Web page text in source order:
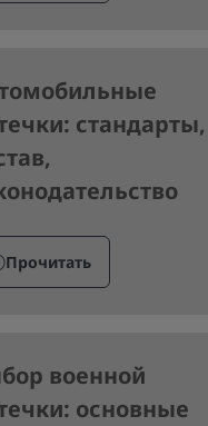
стандарты,
Прочитать
военной
основные